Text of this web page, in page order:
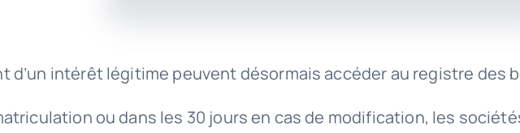
d’un intérêt légitime peuvent désormais accéder au registre des
ou dans les 30 jours en cas de modification, les sociétés